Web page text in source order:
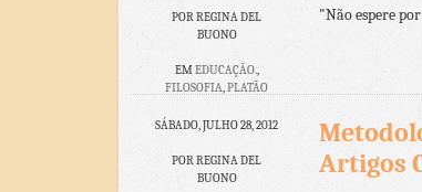
POR REGINA DEL
BUONO
EMEDUCAÇÃO.,
FILOSOFIA,PLATÃO
NENHUM
"Não espere
SÁBADO, JULHO 28, 2012
POR REGINA DEL
BUONO
Artigos